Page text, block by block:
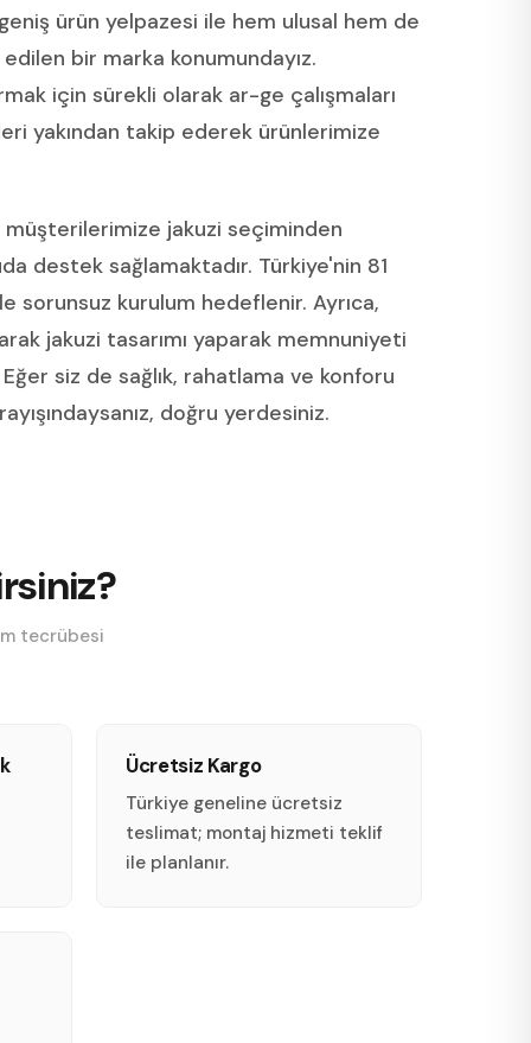
ürün yelpazesi ile hem ulusal hem de
bir marka konumundayız.
için sürekli olarak ar-ge çalışmaları
yakından takip ederek ürünlerimize
müşterilerimize jakuzi seçiminden
destek sağlamaktadır. Türkiye'nin 81
sorunsuz kurulum hedeflenir. Ayrıca,
jakuzi tasarımı yaparak memnuniyeti
siz de sağlık, rahatlama ve konforu
doğru yerdesiniz.
tecrübesi
Ücretsiz Kargo
Türkiye geneline ücretsiz
teslimat; montaj hizmeti teklif
ile planlanır.